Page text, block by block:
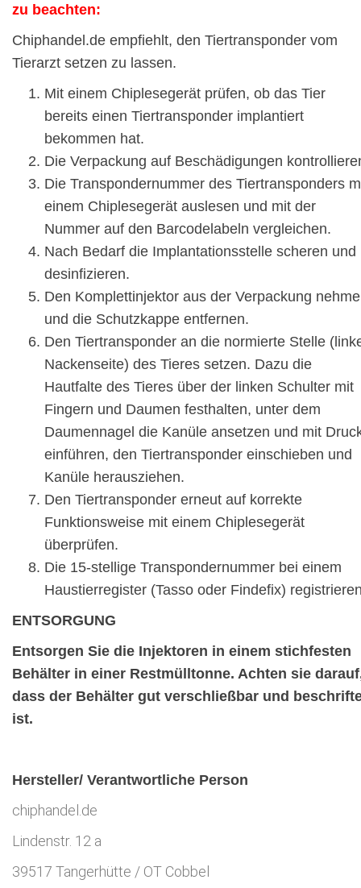
zu beachten:
Chiphandel.de empfiehlt, den Tiertransponder vom
Tierarzt setzen zu lassen.
Mit einem Chiplesegerät prüfen, ob das Tier
bereits einen Tiertransponder implantiert
bekommen hat.
Die Verpackung auf Beschädigungen
Die Transpondernummer des Tiertransponders
einem Chiplesegerät auslesen und mit der
Nummer auf den Barcodelabeln vergleichen.
Nach Bedarf die Implantationsstelle scheren und
desinfizieren.
Den Komplettinjektor aus der Verpackung
und die Schutzkappe entfernen.
Den Tiertransponder an die normierte Stelle
Nackenseite) des Tieres setzen. Dazu die
Hautfalte des Tieres über der linken Schulter mit
Fingern und Daumen festhalten, unter dem
Daumennagel die Kanüle ansetzen und mit
einführen, den Tiertransponder einschieben und
Kanüle herausziehen.
Den Tiertransponder erneut auf korrekte
Funktionsweise mit einem Chiplesegerät
überprüfen.
Die 15-stellige Transpondernummer bei einem
Haustierregister (Tasso oder Findefix)
ENTSORGUNG
Entsorgen Sie die Injektoren in einem stichfesten
Behälter in einer Restmülltonne. Achten sie
dass der Behälter gut verschließbar und
ist.
Hersteller/ Verantwortliche Person
chiphandel.de
Lindenstr. 12 a
39517 Tangerhütte / OT Cobbel